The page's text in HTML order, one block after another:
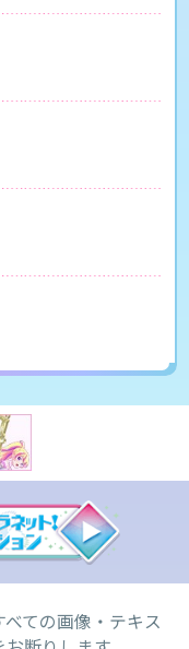
ての画像・テキス